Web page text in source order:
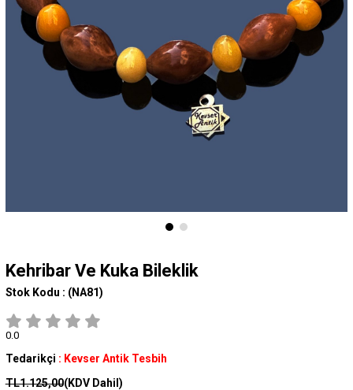
Kehribar Ve Kuka Bileklik
Stok Kodu : (NA81)
0.0
Tedarikçi : Kevser Antik Tesbih
TL1.125,00(KDV Dahil)